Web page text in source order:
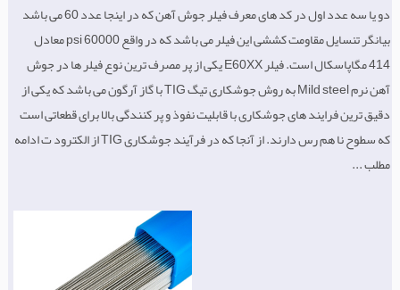
دو یا سه عدد اول در کد های معرف فیلر جوش آهن که در اینجا عدد 60 می باشد
بیانگر تنسایل مقاومت کششی این فیلر می باشد که در واقع 60000 psi معادل
414 مگاپاسکال است. فیلر E60XX یکی از پر مصرف ترین نوع فیلر ها در جوش
آهن نرم Mild steel به روش جوشکاری تیگ TIG با گاز آرگون می باشد که یکی از
دقیق ترین فرایند های جوشکاری با قابلیت نفوذ و پر کنندگی بالا برای قطعاتی است
که سطوح نا هم رس دارند. از آنجا که در فرآیند جوشکاری TIG از الکترود ت ادامه
مطلب ...